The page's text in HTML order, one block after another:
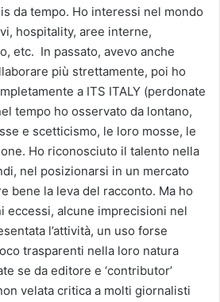
da tempo. Ho interessi nel mondo
hospitality, aree interne,
etc. In passato, avevo anche
più strettamente, poi ho
a ITS ITALY (perdonate
tempo ho osservato da lontano,
e scetticismo, le loro mosse, le
Ho riconosciuto il talento nella
nel posizionarsi in un mercato
bene la leva del racconto. Ma ho
eccessi, alcune imprecisioni nel
l’attività, un uso forse
trasparenti nella loro natura
se da editore e ‘contributor’
velata critica a molti giornalisti